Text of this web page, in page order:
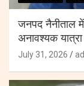
जनपद नैनीताल
अनावश्यक
July 31, 2026